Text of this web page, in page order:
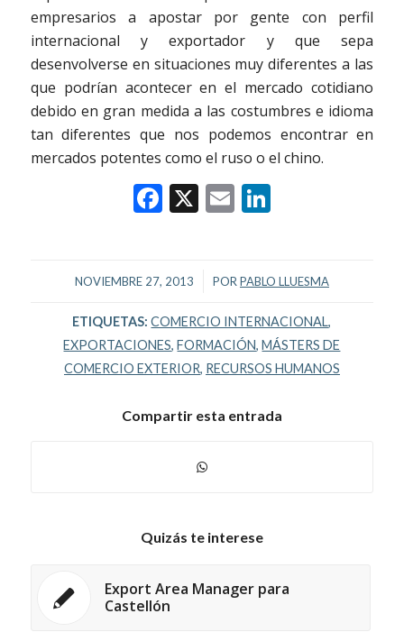
empresarios a apostar por gente con perfil
internacional y exportador y que sepa
desenvolverse en situaciones muy diferentes a las
que podrían acontecer en el mercado cotidiano
debido en gran medida a las costumbres e idioma
tan diferentes que nos podemos encontrar en
mercados potentes como el ruso o el chino.
Facebook
X EmailLinkedIn
NOVIEMBRE 27, 2013
/ POR PABLO LLUESMA
ETIQUETAS: COMERCIO INTERNACIONAL,
EXPORTACIONES,FORMACIÓN,MÁSTERS DE
COMERCIO EXTERIOR, RECURSOS HUMANOS
Compartir esta entrada
Quizás te interese
Export Area Manager para
Castellón